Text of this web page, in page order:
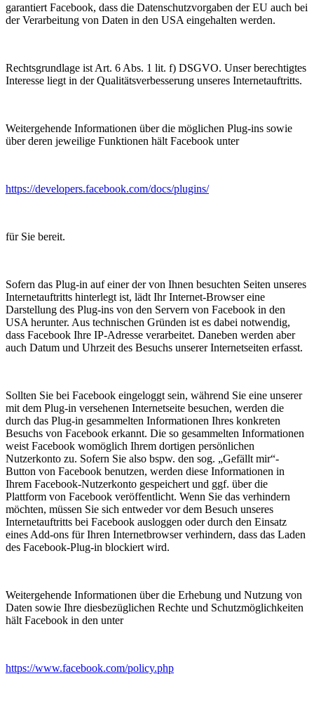
garantiert Facebook, dass die Datenschutzvorgaben der EU auch bei
der Verarbeitung von Daten in den USA eingehalten werden.
Rechtsgrundlage ist Art. 6 Abs. 1 lit. f) DSGVO. Unser berechtigtes
Interesse liegt in der Qualitätsverbesserung unseres Internetauftritts.
Weitergehende Informationen über die möglichen Plug-ins sowie
über deren jeweilige Funktionen hält Facebook unter
https://developers.facebook.com/docs/plugins/
für Sie bereit.
Sofern das Plug-in auf einer der von Ihnen besuchten Seiten unseres
Internetauftritts hinterlegt ist, lädt Ihr Internet-Browser eine
Darstellung des Plug-ins von den Servern von Facebook in den
USA herunter. Aus technischen Gründen ist es dabei notwendig,
dass Facebook Ihre IP-Adresse verarbeitet. Daneben werden aber
auch Datum und Uhrzeit des Besuchs unserer Internetseiten erfasst.
Sollten Sie bei Facebook eingeloggt sein, während Sie eine unserer
mit dem Plug-in versehenen Internetseite besuchen, werden die
durch das Plug-in gesammelten Informationen Ihres konkreten
Besuchs von Facebook erkannt. Die so gesammelten Informationen
weist Facebook womöglich Ihrem dortigen persönlichen
Nutzerkonto zu. Sofern Sie also bspw. den sog. „Gefällt mir“-
Button von Facebook benutzen, werden diese Informationen in
Ihrem Facebook-Nutzerkonto gespeichert und ggf. über die
Plattform von Facebook veröffentlicht. Wenn Sie das verhindern
möchten, müssen Sie sich entweder vor dem Besuch unseres
Internetauftritts bei Facebook ausloggen oder durch den Einsatz
eines Add-ons für Ihren Internetbrowser verhindern, dass das Laden
des Facebook-Plug-in blockiert wird.
Weitergehende Informationen über die Erhebung und Nutzung von
Daten sowie Ihre diesbezüglichen Rechte und Schutzmöglichkeiten
hält Facebook in den unter
https://www.facebook.com/policy.php